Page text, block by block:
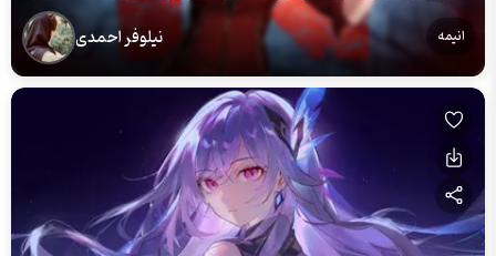
انیمه نیلوفر احمدی